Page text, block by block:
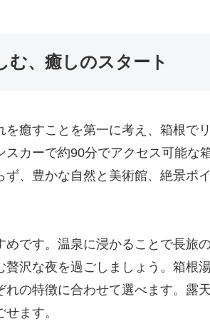
む、癒しのスタート
癒すことを第一に考え、箱根で
カーで約90分でアクセス可能な
、豊かな自然と美術館、絶景ポ
です。温泉に浸かることで長旅
沢な夜を過ごしましょう。箱根
の特徴に合わせて選べます。露
ます。